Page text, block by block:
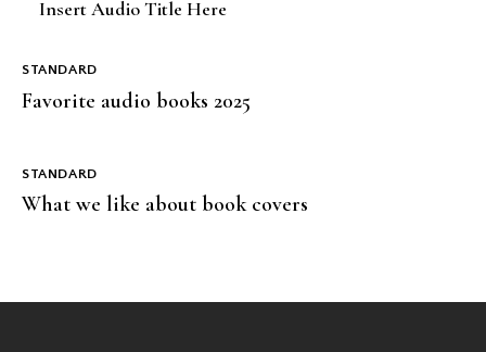
Insert Audio Title Here
STANDARD
Favorite audio books 2025
STANDARD
What we like about book covers